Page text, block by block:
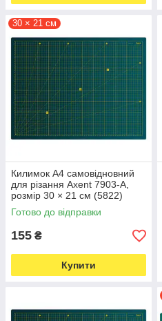
30 × 21 см
Килимок А4 самовідновний
для різання Axent 7903-A,
розмір 30 × 21 см (5822)
Готово до відправки
155 ₴
Купити